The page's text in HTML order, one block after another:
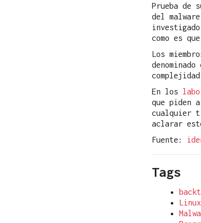
Prueba de
del
como es
Los
denominado
En los
que piden
cualquier
aclarar
Fuente:
Tags
Linux